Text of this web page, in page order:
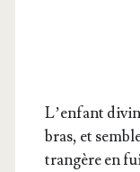
L’en­fant divin
bras, et
tran­gère en